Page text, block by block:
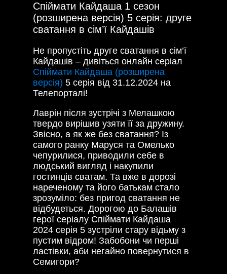
Спіймати Кайдаша 1 сезон
(розширена версія) 5 серія: друге
сватання в сім’ї Кайдашів
Не пропустіть друге сватання в сім’ї
Кайдашів – дивіться онлайн серіал
Спіймати Кайдаша (розширена
версія) 5 серія від 31.12.2024 на
Телепорталі!
Лаврін після зустрічі з Мелашкою
твердо вирішив узяти її за дружину.
Звісно, а як же без сватання? Із
самого ранку Маруся та Омелько
чепурилися, приводили себе в
людський вигляд і накупили
гостинців сватам. Та вже в дорозі
нареченому та його батькам стало
зрозуміло: без пригод сватання не
відбудеться. Дорогою до Балашів
герої серіалу Спіймати Кайдаша
2024 серія 5 зустріли стару відьму з
пустим відром! Забобони чи перші
ластівки, аби негайно повернутися в
Семигори?